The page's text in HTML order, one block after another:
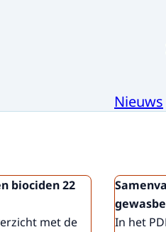
Nieuws
biociden 22
met de
In het